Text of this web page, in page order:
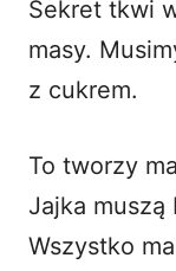
Sekret tkwi
masy.
z cukrem.
To tworzy
Jajka
Wszystko